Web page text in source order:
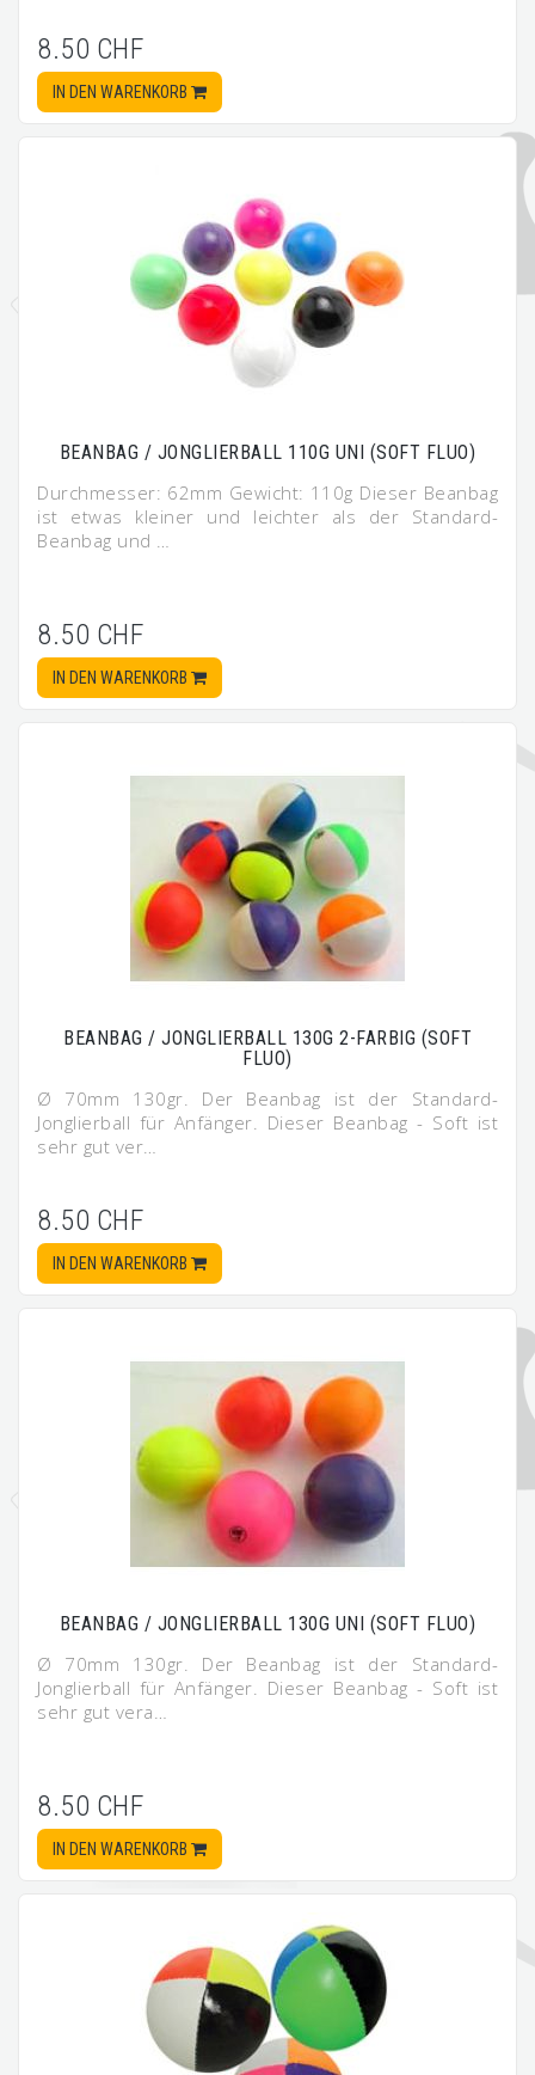
8.50 CHF
IN DEN WARENKORB
BEANBAG / JONGLIERBALL 110G UNI (SOFT FLUO)
Durchmesser: 62mm Gewicht: 110g Dieser Beanbag
ist etwas kleiner und leichter als der Standard-
Beanbag und …
8.50 CHF
IN DEN WARENKORB
BEANBAG / JONGLIERBALL 130G 2-FARBIG (SOFT
FLUO)
Ø 70mm 130gr. Der Beanbag ist der Standard-
Jonglierball für Anfänger. Dieser Beanbag - Soft ist
sehr gut ver…
8.50 CHF
IN DEN WARENKORB
BEANBAG / JONGLIERBALL 130G UNI (SOFT FLUO)
Ø 70mm 130gr. Der Beanbag ist der Standard-
Jonglierball für Anfänger. Dieser Beanbag - Soft ist
sehr gut vera…
8.50 CHF
IN DEN WARENKORB